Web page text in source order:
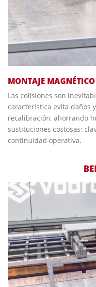
MONTAJE
Las colisiones son
característica evita daños
recalibración, ahorrando
sustituciones costosas;
continuidad operativa.